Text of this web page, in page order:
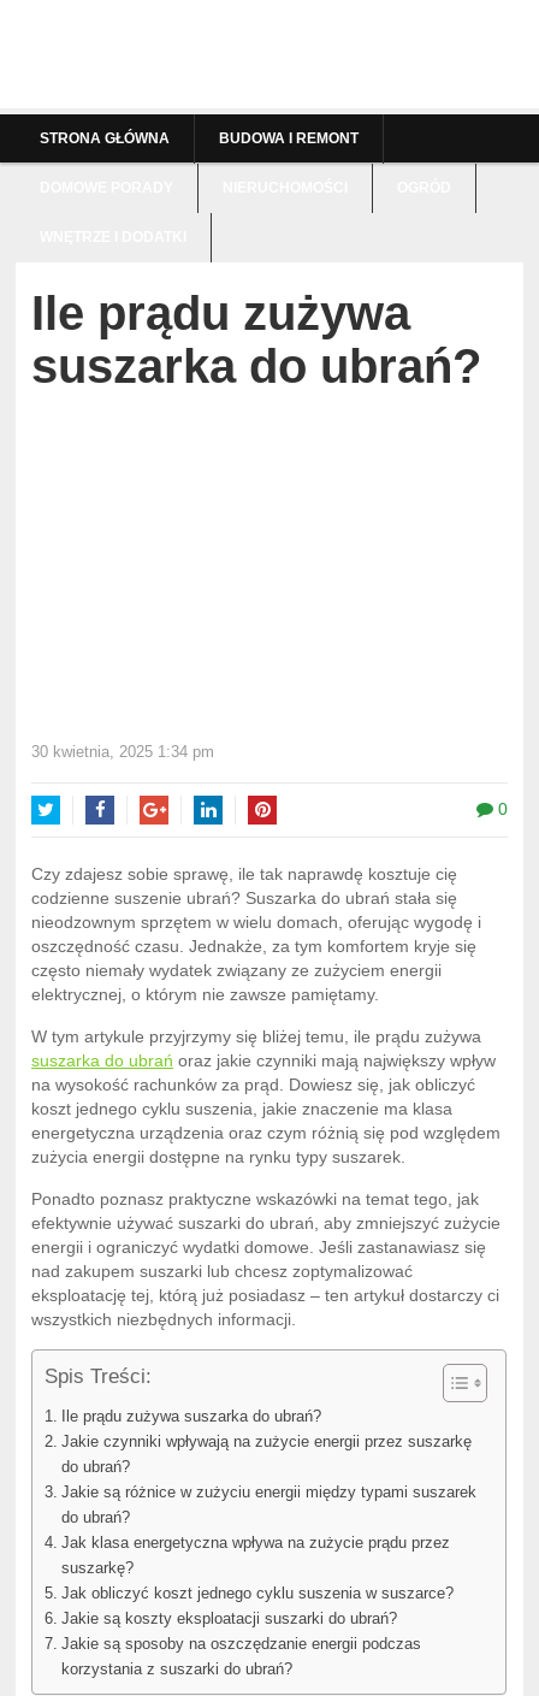
STRONA GŁÓWNA BUDOWA I REMONT
Ile prądu zużywa
suszarka do ubrań?
30 kwietnia, 2025 1:34 pm
0
Czy zdajesz sobie sprawę, ile tak naprawdę kosztuje cię
codzienne suszenie ubrań? Suszarka do ubrań stała się
nieodzownym sprzętem w wielu domach, oferując wygodę i
oszczędność czasu. Jednakże, za tym komfortem kryje się
często niemały wydatek związany ze zużyciem energii
elektrycznej, o którym nie zawsze pamiętamy.
W tym artykule przyjrzymy się bliżej temu, ile prądu zużywa
suszarka do ubrań oraz jakie czynniki mają największy wpływ
na wysokość rachunków za prąd. Dowiesz się, jak obliczyć
koszt jednego cyklu suszenia, jakie znaczenie ma klasa
energetyczna urządzenia oraz czym różnią się pod względem
zużycia energii dostępne na rynku typy suszarek.
Ponadto poznasz praktyczne wskazówki na temat tego, jak
efektywnie używać suszarki do ubrań, aby zmniejszyć zużycie
energii i ograniczyć wydatki domowe. Jeśli zastanawiasz się
nad zakupem suszarki lub chcesz zoptymalizować
eksploatację tej, którą już posiadasz – ten artykuł dostarczy ci
wszystkich niezbędnych informacji.
Spis Treści:
Ile prądu zużywa suszarka do ubrań?
Jakie czynniki wpływają na zużycie energii przez suszarkę
do ubrań?
Jakie są różnice w zużyciu energii między typami suszarek
do ubrań?
Jak klasa energetyczna wpływa na zużycie prądu przez
suszarkę?
Jak obliczyć koszt jednego cyklu suszenia w suszarce?
Jakie są koszty eksploatacji suszarki do ubrań?
Jakie są sposoby na oszczędzanie energii podczas
korzystania z suszarki do ubrań?